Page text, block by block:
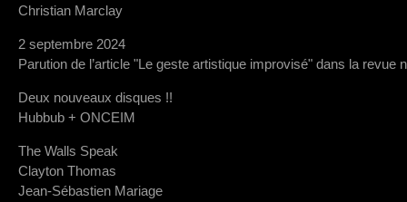
Christian Marclay
2 septembre 2024
Parution de l’article "Le geste artistique improvisé" dans la revue
Deux nouveaux disques !!
Hubbub + ONCEIM
The Walls Speak
Clayton Thomas
Jean-Sébastien Mariage